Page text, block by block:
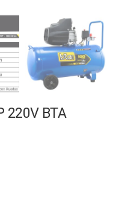
220V BTA